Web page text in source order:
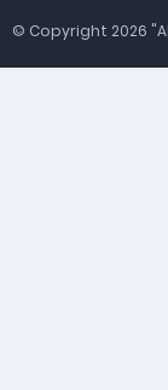
© Copyright 2026